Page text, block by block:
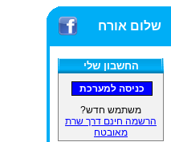
שלום אורח
החשבון שלי
משתמש חדש?
הרשמה חינם דרך שרת
מאובטח